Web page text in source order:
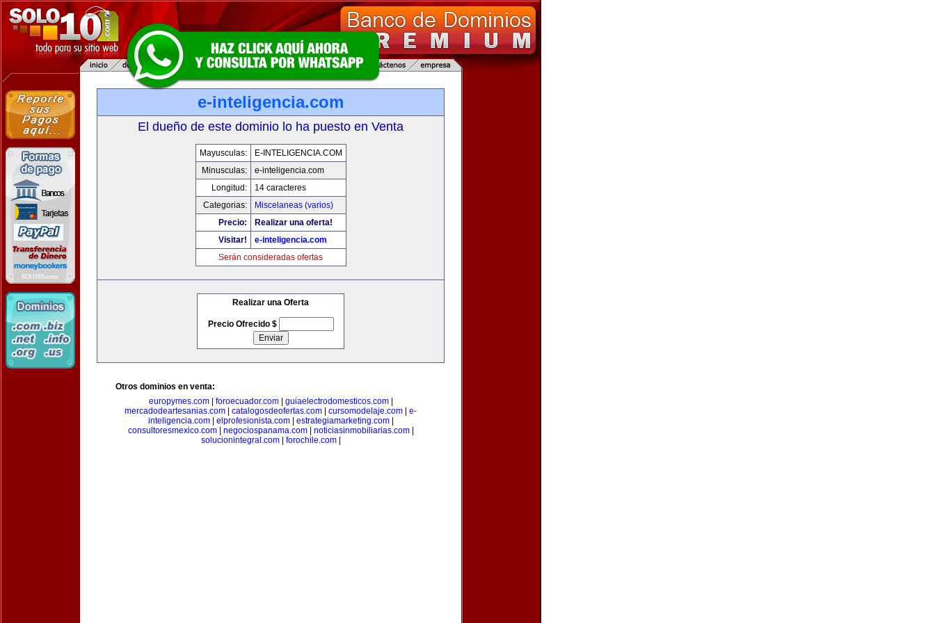
e-inteligencia.com
El dueño de este dominio lo ha puesto en Venta
Mayusculas:
E-INTELIGENCIA.COM
Minusculas:
e-inteligencia.com
Longitud:
14 caracteres
Categorias:
Miscelaneas (varios)
Precio:
Realizar una oferta!
Visitar!
e-inteligencia.com
Serán consideradas ofertas
Realizar una Oferta
Precio Ofrecido $
Otros dominios en venta:
europymes.com| foroecuador.com| guiaelectrodomesticos.com|
mercadodeartesanias.com
catalogosdeofertas.com cursomodelaje.com
e-
inteligencia.com| elprofesionista.com| estrategiamarketing.com|
consultoresmexico.com| negociospanama.com| noticiasinmobiliarias.com|
solucionintegral.com| forochile.com|